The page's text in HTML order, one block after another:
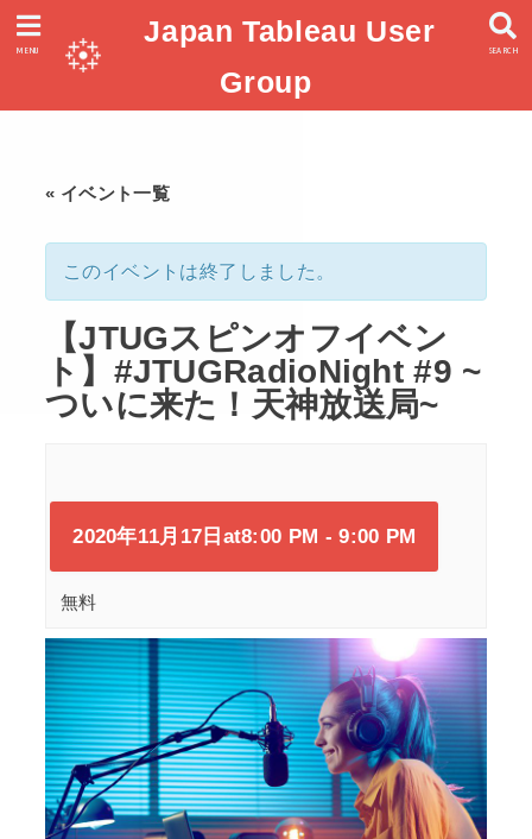
Japan Tableau User
Group
SEARCH
MENU
« イベント一覧
このイベントは終了しました。
【JTUGスピンオフイベン
ト】#JTUGRadioNight #9 ~
ついに来た！天神放送局~
2020年11月17日at8:00 PM -9:00 PM
無料